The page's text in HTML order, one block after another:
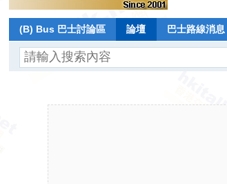
(B) Bus 巴士討論區 論壇 巴士路線消息